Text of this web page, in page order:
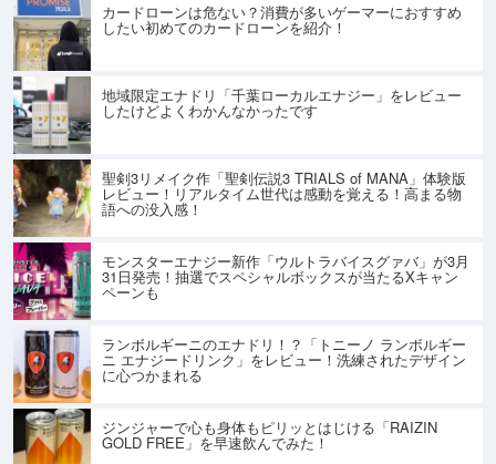
カードローンは危ない？消費が多いゲーマーにおすすめ
したい初めてのカードローンを紹介！
地域限定エナドリ「千葉ローカルエナジー」をレビュー
したけどよくわかんなかったです
聖剣3リメイク作「聖剣伝説3 TRIALS of MANA」体験版
レビュー！リアルタイム世代は感動を覚える！高まる物
語への没入感！
モンスターエナジー新作「ウルトラバイスグァバ」が3月
31日発売！抽選でスペシャルボックスが当たるXキャン
ペーンも
ランボルギーニのエナドリ！？「トニーノ ランボルギー
ニ エナジードリンク」をレビュー！洗練されたデザイン
に心つかまれる
ジンジャーで心も身体もピリッとはじける「RAIZIN
GOLD FREE」を早速飲んでみた！